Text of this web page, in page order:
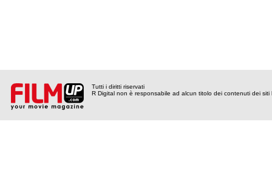
Tutti i diritti riservati
R Digital non è responsabile ad alcun titolo dei contenuti dei siti